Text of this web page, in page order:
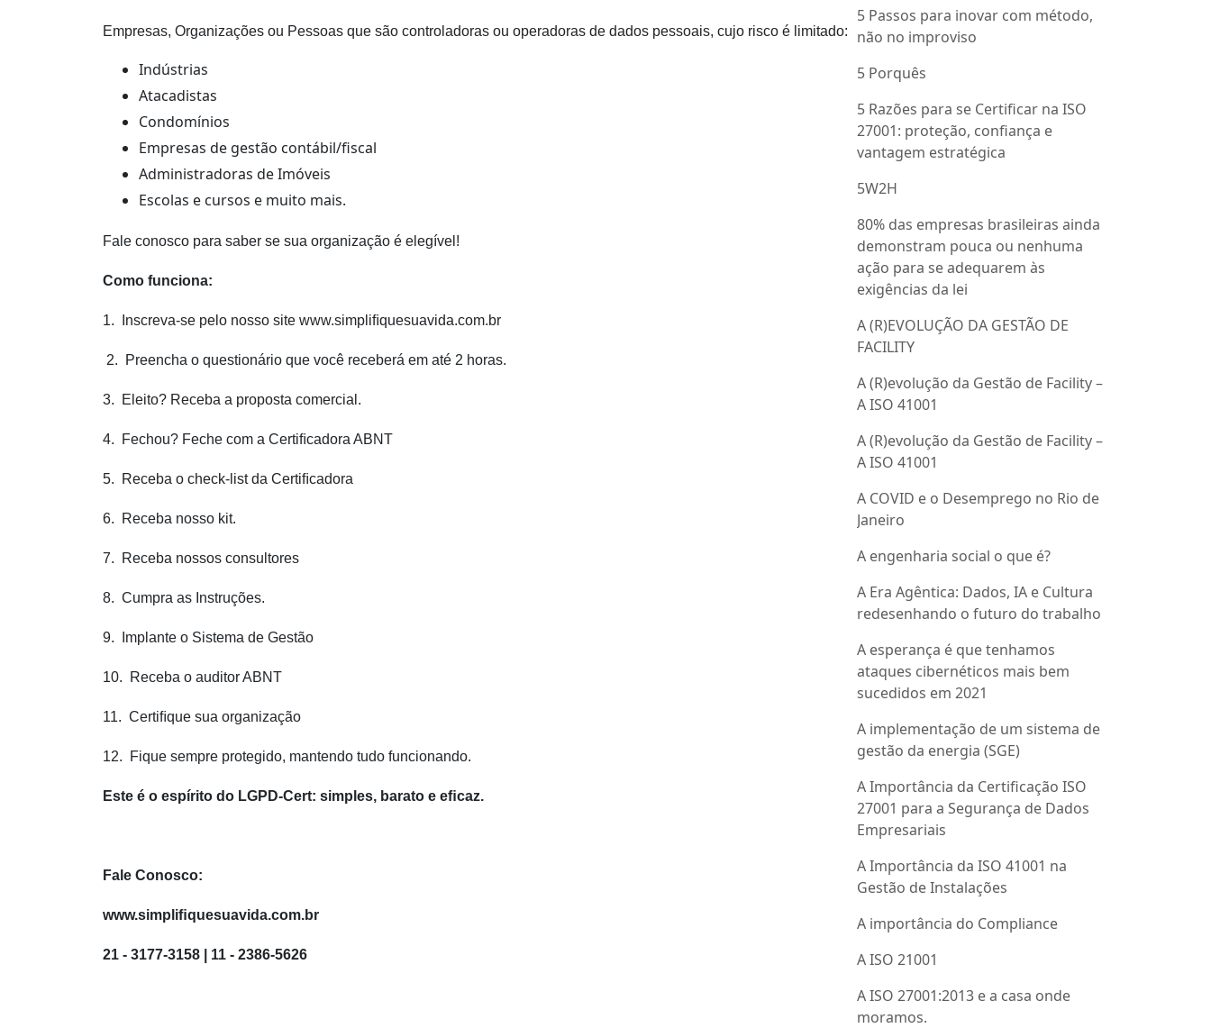
Empresas, Organizações ou Pessoas que são controladoras ou operadoras de dados pessoais, cujo risco é limitado:
Indústrias
Atacadistas
Condomínios
Empresas de gestão contábil/fiscal
Administradoras de Imóveis
Escolas e cursos e muito mais.
Fale conosco para saber se sua organização é elegível!
Como funciona:
1. Inscreva-se pelo nosso site www.simpliﬁquesuavida.com.br
2. Preencha o questionário que você receberá em até 2 horas.
3. Eleito? Receba a proposta comercial.
4. Fechou? Feche com a Certiﬁcadora ABNT
5. Receba o check-list da Certiﬁcadora
6. Receba nosso kit.
7. Receba nossos consultores
8. Cumpra as Instruções.
9. Implante o Sistema de Gestão
10. Receba o auditor ABNT
11. Certiﬁque sua organização
12. Fique sempre protegido, mantendo tudo funcionando.
Este é o espírito do LGPD-Cert: simples, barato e eﬁcaz.
Fale Conosco:
www.simpliﬁquesuavida.com.br
21 - 3177-3158 | 11 - 2386-5626
5 Passos para inovar com método,
não no improviso
5 Porquês
5 Razões para se Certificar na ISO
27001: proteção, confiança e
vantagem estratégica
5W2H
80% das empresas brasileiras ainda
demonstram pouca ou nenhuma
ação para se adequarem às
exigências da lei
A (R)EVOLUÇÃO DA GESTÃO DE
FACILITY
A (R)evolução da Gestão de Facility –
A ISO 41001
A (R)evolução da Gestão de Facility –
A ISO 41001
A COVID e o Desemprego no Rio de
Janeiro
A engenharia social o que é?
A Era Agêntica: Dados, IA e Cultura
redesenhando o futuro do trabalho
A esperança é que tenhamos
ataques cibernéticos mais bem
sucedidos em 2021
A implementação de um sistema de
gestão da energia (SGE)
A Importância da Certificação ISO
27001 para a Segurança de Dados
Empresariais
A Importância da ISO 41001 na
Gestão de Instalações
A importância do Compliance
A ISO 21001
A ISO 27001:2013 e a casa onde
moramos.